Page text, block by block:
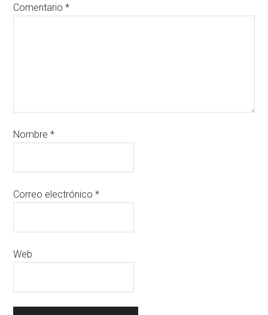
Comentario*
Nombre*
Correo electrónico*
Web